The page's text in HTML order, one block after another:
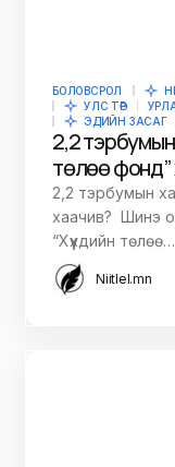
БОЛОВСРОЛ
УЛС ТӨР
ЭДИЙН ЗАСАГ
2,2 тэрбумын
төлөө фонд”
2,2 тэрбумын
хаачив? Шинэ
“Хүүхдийн төлөө…
Niitlel.mn